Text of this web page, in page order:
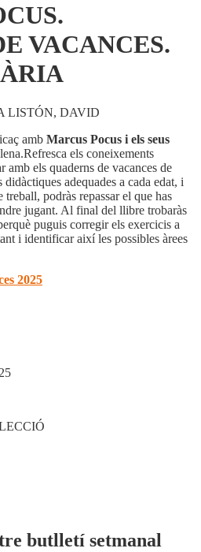
VACANCES.
LISTÓN, DAVID
amb Marcus Pocus i els seus
els coneixements
amb els quaderns de vacances de
adequades a cada edat, i
treball, podràs repassar el que has
jugant. Al final del llibre trobaràs
puguis corregir els exercicis a
i identificar així les possibles àrees
2025
butlletí setmanal